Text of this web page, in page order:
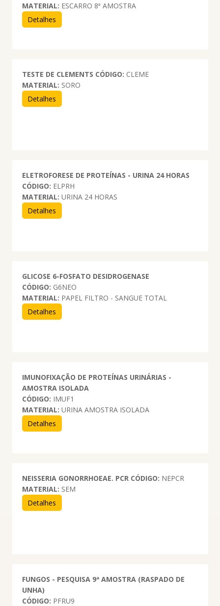
MATERIAL: ESCARRO 8ª AMOSTRA
Detalhes
TESTE DE CLEMENTS CÓDIGO: CLEME
MATERIAL: SORO
Detalhes
ELETROFORESE DE PROTEÍNAS - URINA 24 HORAS
CÓDIGO: ELPRH
MATERIAL: URINA 24 HORAS
Detalhes
GLICOSE 6-FOSFATO DESIDROGENASE
CÓDIGO: G6NEO
MATERIAL: PAPEL FILTRO - SANGUE TOTAL
Detalhes
IMUNOFIXAÇÃO DE PROTEÍNAS URINÁRIAS -
AMOSTRA ISOLADA
CÓDIGO: IMUF1
MATERIAL: URINA AMOSTRA ISOLADA
Detalhes
NEISSERIA GONORRHOEAE. PCR CÓDIGO: NEPCR
MATERIAL: SEM
Detalhes
FUNGOS - PESQUISA 9ª AMOSTRA (RASPADO DE
UNHA)
CÓDIGO: PFRU9